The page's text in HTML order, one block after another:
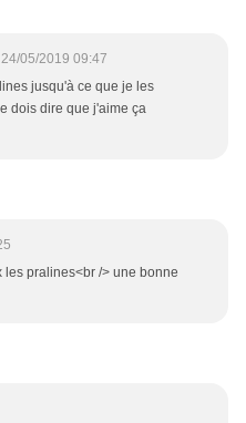
24/05/2019 09:47
jusqu'à ce que je les
dois dire que j'aime ça
pralines<br /> une bonne